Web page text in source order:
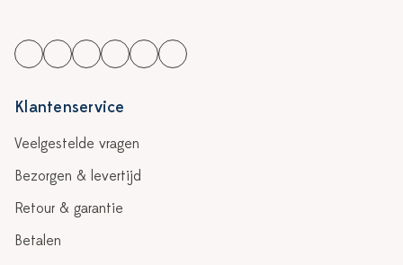
Klantenservice
Veelgestelde vragen
Bezorgen & levertijd
Retour & garantie
Betalen